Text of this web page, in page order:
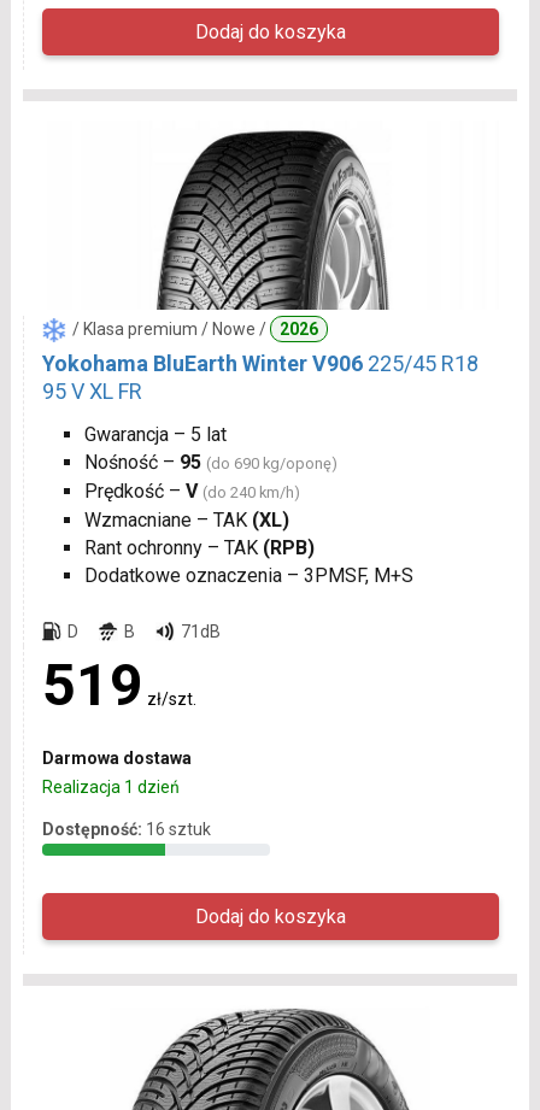
/ Klasa premium / Nowe / 2026
Yokohama BluEarth Winter V906 225/45 R18
95 V XL FR
Gwarancja – 5 lat
Nośność – 95 (do 690 kg/oponę)
Prędkość – V (do 240 km/h)
Wzmacniane – TAK (XL)
Rant ochronny – TAK (RPB)
Dodatkowe oznaczenia – 3PMSF, M+S
D B 71dB
519 zł/szt.
Darmowa dostawa
Realizacja 1 dzień
Dostępność: 16 sztuk